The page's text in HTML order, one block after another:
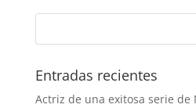
Entradas recientes
Actriz de una exitosa serie de